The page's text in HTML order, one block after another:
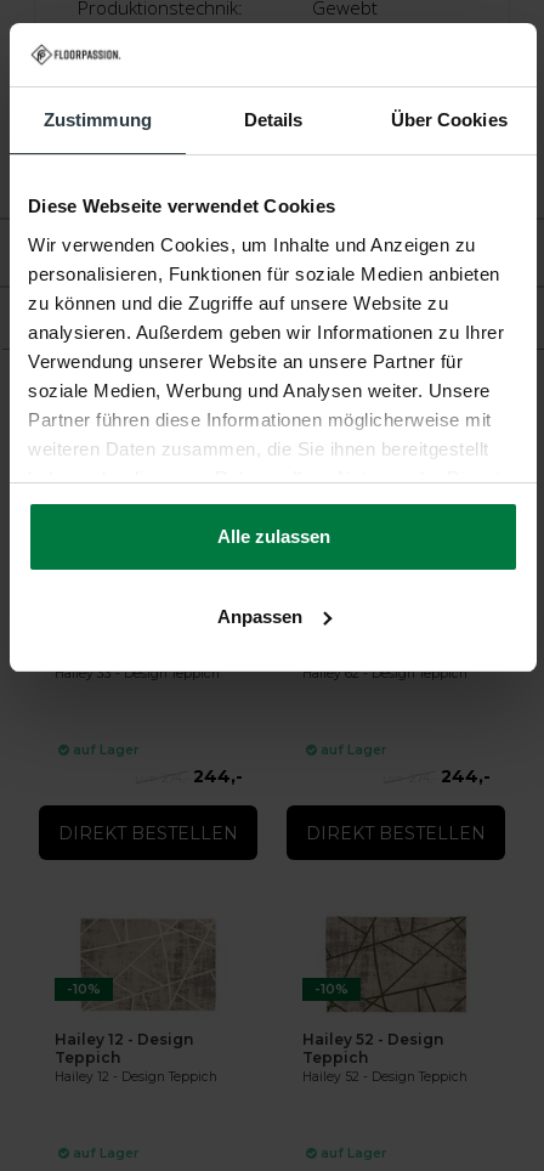
Zustimmung Details Über Cookies
Diese Webseite verwendet Cookies
Wir verwenden Cookies, um Inhalte und Anzeigen zu
personalisieren, Funktionen für soziale Medien anbieten
zu können und die Zugriffe auf unsere Website zu
analysieren. Außerdem geben wir Informationen zu Ihrer
Verwendung unserer Website an unsere Partner für
soziale Medien, Werbung und Analysen weiter. Unsere
Partner führen diese Informationen möglicherweise mit
weiteren Daten zusammen, die Sie ihnen bereitgestellt
haben oder die sie im Rahmen Ihrer Nutzung der Dienste
gesammelt haben.
Alle zulassen
Anpassen
Bewertungen
Produkt
Produktionstechnik: Gewebt
Produktionsland:
Garantie:
Ergänzende Produkte
Hailey 33 - Design Teppich
auf Lager
244,-
DIREKT BESTELLEN
Hailey 62 - Design Teppich
auf Lager
244,-
DIREKT BESTELLEN
-10%
Hailey 12 - Design
Teppich
Hailey 12 - Design Teppich
auf Lager
-10%
Hailey 52 - Design
Teppich
Hailey 52 - Design Teppich
auf Lager